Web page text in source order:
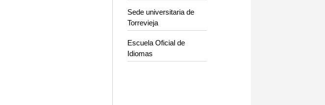
Sede universitaria de
Torrevieja
Escuela Oficial de
Idiomas